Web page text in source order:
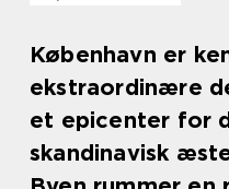
København er
ekstraordinære
et epicenter for
skandinavisk